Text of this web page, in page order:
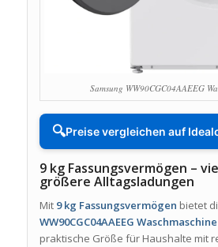
Samsung WW90CGC04AAEEG
🔍Preise vergleichen auf
9 kg Fassungsvermögen –
größere Alltagsladungen
Mit 9 kg Fassungsvermögen bietet
WW90CGC04AAEEG Waschmaschine
praktische Größe für Haushalte mit